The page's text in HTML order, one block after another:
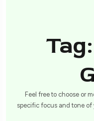
Feel free to choose or
specific focus and tone of